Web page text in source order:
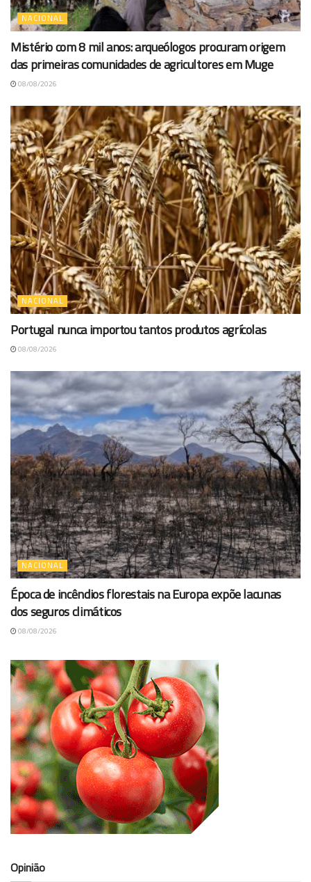
NACIONAL
Mistério com 8 mil anos: arqueólogos procuram origem
das primeiras comunidades de agricultores em Muge
08/08/2026
NACIONAL
Portugal nunca importou tantos produtos agrícolas
08/08/2026
NACIONAL
Época de incêndios florestais na Europa expõe lacunas
dos seguros climáticos
08/08/2026
Opinião